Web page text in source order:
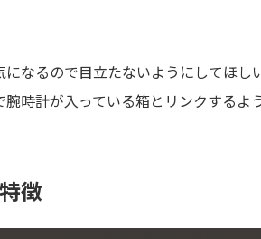
なるので目立たないようにしてほし
時計が入っている箱とリンクするよ
徴